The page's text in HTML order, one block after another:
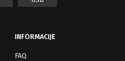
INFORMACIJE
FAQ